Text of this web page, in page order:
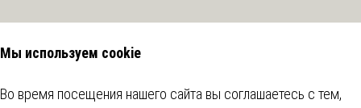
Мы используем cookie
Во время посещения нашего сайта вы соглашаетесь с тем,